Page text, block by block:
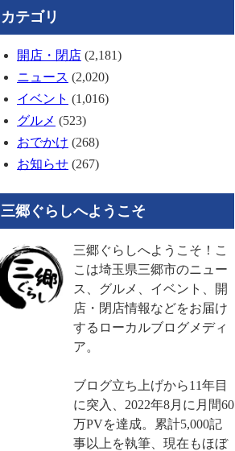
カテゴリ
開店・閉店 (2,181)
ニュース (2,020)
イベント (1,016)
グルメ (523)
おでかけ (268)
お知らせ (267)
三郷ぐらしへようこそ
三郷ぐらしへようこそ！こ
こは埼玉県三郷市のニュー
ス、グルメ、イベント、開
店・閉店情報などをお届け
するローカルブログメディ
ア。
ブログ立ち上げから11年目
に突入、2022年8月に月間60
万PVを達成。累計5,000記
事以上を執筆、現在もほぼ